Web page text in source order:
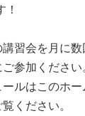
習会を月に
参加ください
ルはこのホ
ください。